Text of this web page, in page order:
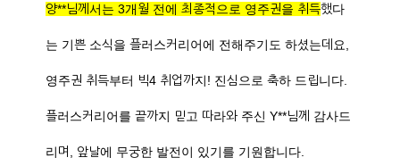
양**님께서는 3개월 전에 최종적으로 영주권을 취득했다
는 기쁜 소식을 플러스커리어에 전해주기도 하셨는데요,
영주권 취득부터 빅4 취업까지! 진심으로 축하 드립니다.
플러스커리어를 끝까지 믿고 따라와 주신 Y**님께 감사드
리며, 앞날에 무궁한 발전이 있기를 기원합니다.